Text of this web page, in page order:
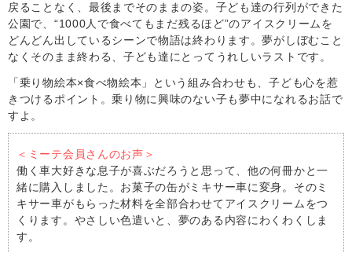
戻ることなく、最後までそのままの姿。子ども達の行列ができた
公園で、“1000人で食べてもまだ残るほど”のアイスクリームを
どんどん出しているシーンで物語は終わります。夢がしぼむこと
なくそのまま終わる、子ども達にとってうれしいラストです。
「乗り物絵本×食べ物絵本」という組み合わせも、子ども心を惹
きつけるポイント。乗り物に興味のない子も夢中になれるお話で
すよ。
＜ミーテ会員さんのお声＞
働く車大好きな息子が喜ぶだろうと思って、他の何冊かと一
緒に購入しました。お菓子の缶がミキサー車に変身。そのミ
キサー車がもらった材料を全部合わせてアイスクリームをつ
くります。やさしい色遣いと、夢のある内容にわくわくしま
す。